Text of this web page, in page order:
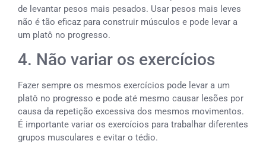
de levantar pesos mais pesados. Usar pesos mais leves
não é tão eficaz para construir músculos e pode levar a
um platô no progresso.
4. Não variar os exercícios
Fazer sempre os mesmos exercícios pode levar a um
platô no progresso e pode até mesmo causar lesões por
causa da repetição excessiva dos mesmos movimentos.
É importante variar os exercícios para trabalhar diferentes
grupos musculares e evitar o tédio.